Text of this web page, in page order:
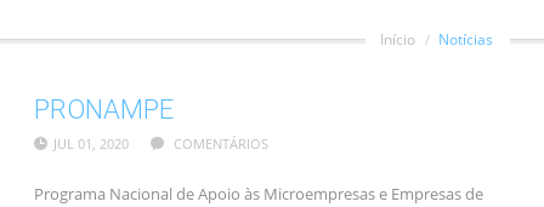
Início Notícias
PRONAMPE
JUL 01, 2020 COMENTÁRIOS
Programa Nacional de Apoio às Microempresas e Empresas de